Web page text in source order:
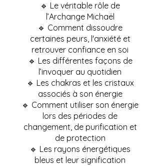
🔹 Le véritable rôle de
l’Archange Michaël
🔹 Comment dissoudre
certaines peurs, l'anxiété et
retrouver confiance en soi
🔹 Les différentes façons de
l’invoquer au quotidien
🔹 Les chakras et les cristaux
associés à son énergie
🔹 Comment utiliser son énergie
lors des périodes de
changement, de purification et
de protection
🔹 Les rayons énergétiques
bleus et leur signification